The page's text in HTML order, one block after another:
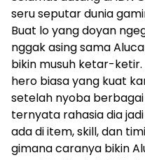
seru seputar dunia
Buat lo yang doyan
nggak asing sama
bikin musuh ketar-ketir.
hero biasa yang kuat
setelah nyoba
ternyata rahasia dia
ada di item, skill, dan
gimana caranya bikin